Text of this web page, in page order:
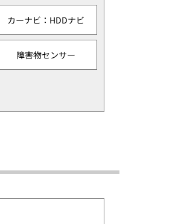
カーナビ：HDDナビ
障害物センサー